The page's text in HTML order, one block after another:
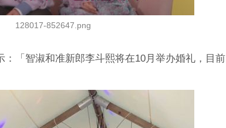
128017-852647.png
：「智淑和准新郎李斗熙将在10月举办婚礼，目前